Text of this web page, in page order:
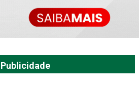
Publicidade